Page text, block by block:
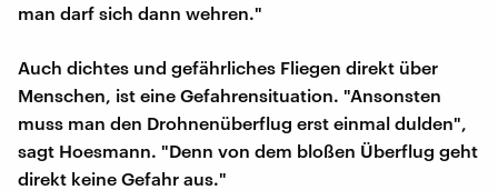
man darf sich dann wehren."
Auch dichtes und gefährliches Fliegen direkt über
Menschen, ist eine Gefahrensituation. "Ansonsten
muss man den Drohnenüberflug erst einmal dulden",
sagt Hoesmann. "Denn von dem bloßen Überflug geht
direkt keine Gefahr aus."